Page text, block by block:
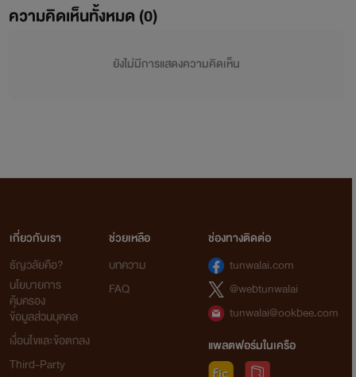
ความคิดเห็นทั้งหมด (0)
ยังไม่มีการแสดงความคิดเห็น
เกี่ยวกับเรา
ธัญวลัยคือ?
นโยบายการ
คุ้มครอง
ข้อมูลส่วนบุคคล
เงื่อนไขและข้อตกลง
Third-Party
ช่วยเหลือ
บทความ
FAQ
ช่องทางติดต่อ
tunwalai.com
@webtunwalai
tunwalai@ookbee.com
แพลตฟอร์มในเครือ